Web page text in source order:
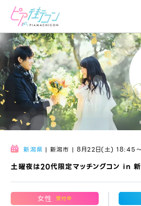
土曜夜は20代限定マッチングコン in
新潟県 | 新潟市 | 8月22日(土) 18:45〜
女性 受付中